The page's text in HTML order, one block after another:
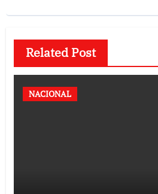
Related Post
NACIONAL